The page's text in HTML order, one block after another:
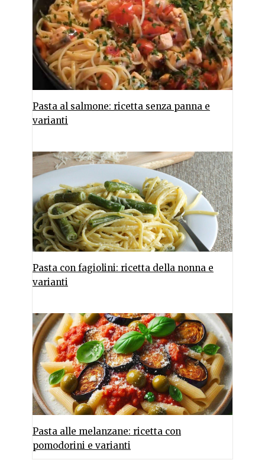
Pasta al salmone: ricetta senza panna e
varianti
Pasta con fagiolini: ricetta della nonna e
varianti
Pasta alle melanzane: ricetta con
pomodorini e varianti